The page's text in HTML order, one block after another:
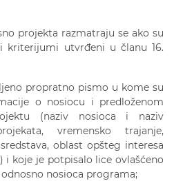
projekta razmatraju se ako su
kriterijumi utvrđeni u članu 16.
propratno pismo u kome su
o nosiocu i predloženom
(naziv nosioca i naziv
vremensko trajanje,
oblast opšteg interesa
i koje je potpisalo lice ovlašćeno
nosioca programa;